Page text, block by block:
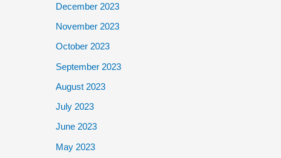
December 2023
November 2023
October 2023
September 2023
August 2023
July 2023
June 2023
May 2023